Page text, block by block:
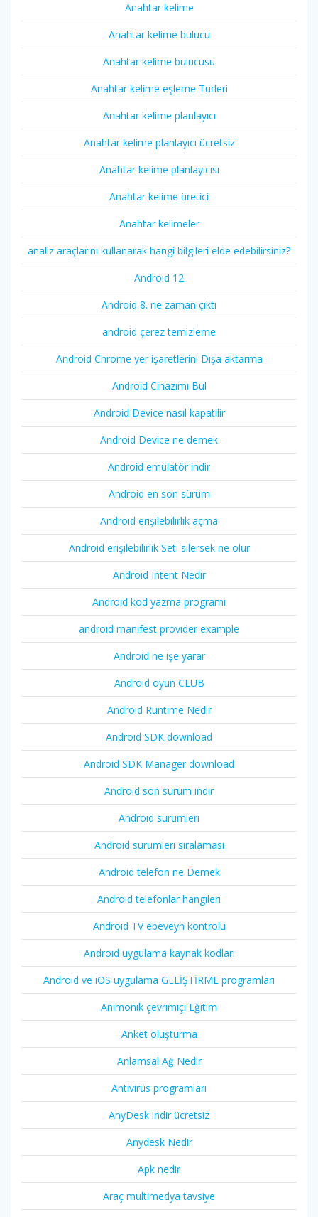
Anahtar kelime
Anahtar kelime bulucu
Anahtar kelime bulucusu
Anahtar kelime eşleme Türleri
Anahtar kelime planlayıcı
Anahtar kelime planlayıcı ücretsiz
Anahtar kelime planlayıcısı
Anahtar kelime üretici
Anahtar kelimeler
analiz araçlarını kullanarak hangi bilgileri elde edebilirsiniz?
Android 12
Android 8. ne zaman çıktı
android çerez temizleme
Android Chrome yer işaretlerini Dışa aktarma
Android Cihazımı Bul
Android Device nasıl kapatilir
Android Device ne demek
Android emülatör indir
Android en son sürüm
Android erişilebilirlik açma
Android erişilebilirlik Seti silersek ne olur
Android Intent Nedir
Android kod yazma programı
android manifest provider example
Android ne işe yarar
Android oyun CLUB
Android Runtime Nedir
Android SDK download
Android SDK Manager download
Android son sürüm indir
Android sürümleri
Android sürümleri sıralaması
Android telefon ne Demek
Android telefonlar hangileri
Android TV ebeveyn kontrolü
Android uygulama kaynak kodları
Android ve iOS uygulama GELİŞTİRME programları
Animonik çevrimiçi Eğitim
Anket oluşturma
Anlamsal Ağ Nedir
Antivirüs programları
AnyDesk indir ücretsiz
Anydesk Nedir
Apk nedir
Araç multimedya tavsiye